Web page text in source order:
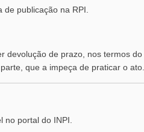
publicação na RPI.
devolução de prazo, nos termos do
que a impeça de praticar o ato.
no portal do INPI.